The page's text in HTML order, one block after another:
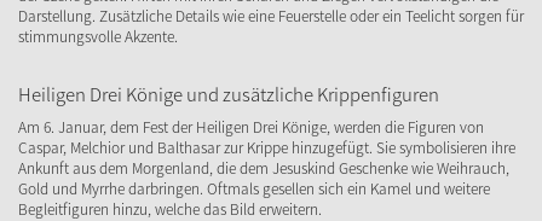
Darstellung. Zusätzliche Details wie eine Feuerstelle oder ein Teelicht sorgen für
stimmungsvolle Akzente.
Heiligen Drei Könige und zusätzliche Krippenfiguren
Am 6. Januar, dem Fest der Heiligen Drei Könige, werden die Figuren von
Caspar, Melchior und Balthasar zur Krippe hinzugefügt. Sie symbolisieren ihre
Ankunft aus dem Morgenland, die dem Jesuskind Geschenke wie Weihrauch,
Gold und Myrrhe darbringen. Oftmals gesellen sich ein Kamel und weitere
Begleitfiguren hinzu, welche das Bild erweitern.